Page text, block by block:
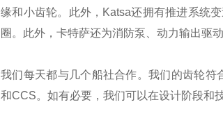
缘和小齿轮。此外，Katsa还拥有推进系统
圈。此外，卡特萨还为消防泵、动力输出驱
我们每天都与几个船社合作。我们的齿轮
和CCS。如有必要，我们可以在设计阶段和